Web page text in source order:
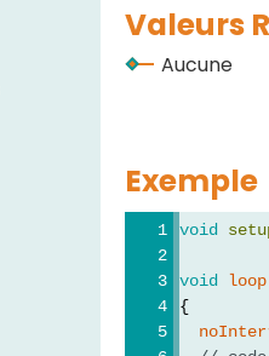
Valeurs
Aucune
Exemple
void
void loop
{